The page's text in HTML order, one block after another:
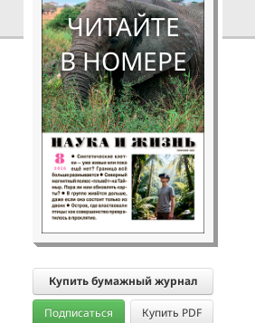
ЧИТАЙТЕ
В НОМЕРЕ
Купить бумажный журнал
Подписаться Купить PDF